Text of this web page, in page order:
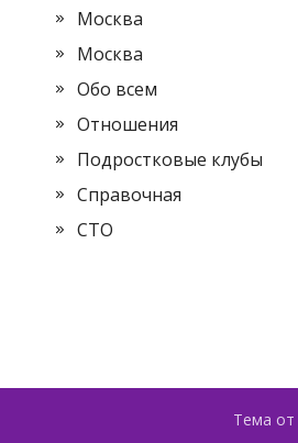
Москва
Москва
Обо всем
Отношения
Подростковые клубы
Справочная
СТО
Тема от